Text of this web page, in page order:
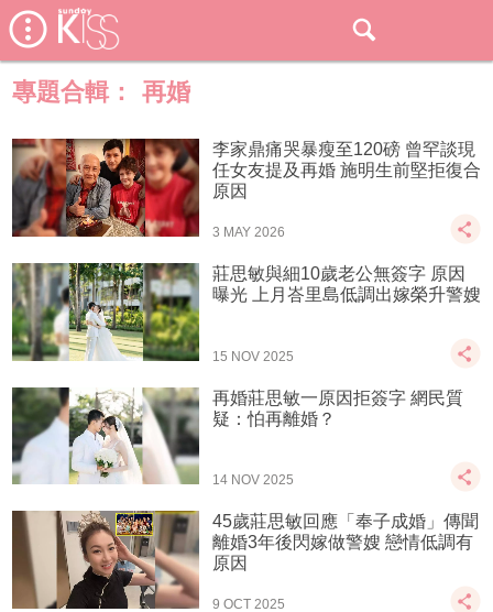
專題合輯： 再婚
李家鼎痛哭暴瘦至120磅 曾罕談現
任女友提及再婚 施明生前堅拒復合
原因
3 MAY 2026
莊思敏與細10歲老公無簽字 原因
曝光 上月峇里島低調出嫁榮升警嫂
15 NOV 2025
再婚莊思敏一原因拒簽字 網民質
疑：怕再離婚？
14 NOV 2025
45歲莊思敏回應「奉子成婚」傳聞
離婚3年後閃嫁做警嫂 戀情低調有
原因
9 OCT 2025